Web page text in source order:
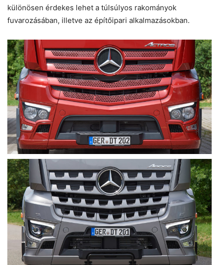
különösen érdekes lehet a túlsúlyos rakományok
fuvarozásában, illetve az építőipari alkalmazásokban.